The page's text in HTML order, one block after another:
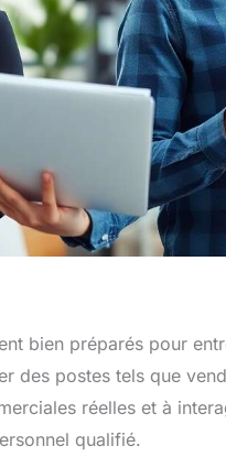
bien préparés pour
des postes tels que
réelles et à
qualifié.